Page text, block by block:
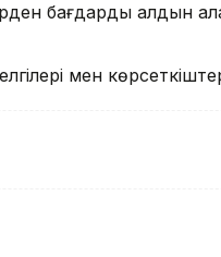
бағдарды алдын
мен